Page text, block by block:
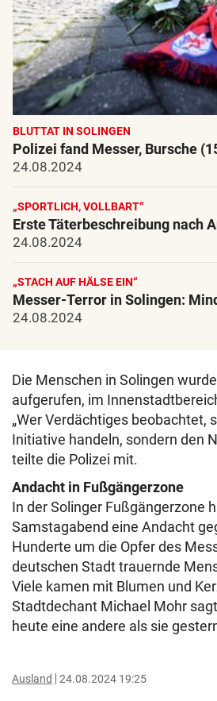
BLUTTAT IN SOLINGEN
Polizei fand Messer, Bursche
24.08.2024
„SPORTLICH, VOLLBART“
Erste Täterbeschreibung nach
24.08.2024
„STACH AUF HÄLSE EIN“
Messer-Terror in Solingen:
24.08.2024
Die Menschen in Solingen
aufgerufen, im
„Wer Verdächtiges beobachtet,
Initiative handeln, sondern den
teilte die Polizei mit.
Andacht in Fußgängerzone
In der Solinger Fußgängerzone
Samstagabend eine Andacht
Hunderte um die Opfer des
deutschen Stadt trauernde
Viele kamen mit Blumen und
Stadtdechant Michael Mohr
heute eine andere als sie
Ausland 24.08.2024 19:25